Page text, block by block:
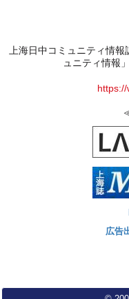
上海日中コミュニティ情
ュニティ情報
広告